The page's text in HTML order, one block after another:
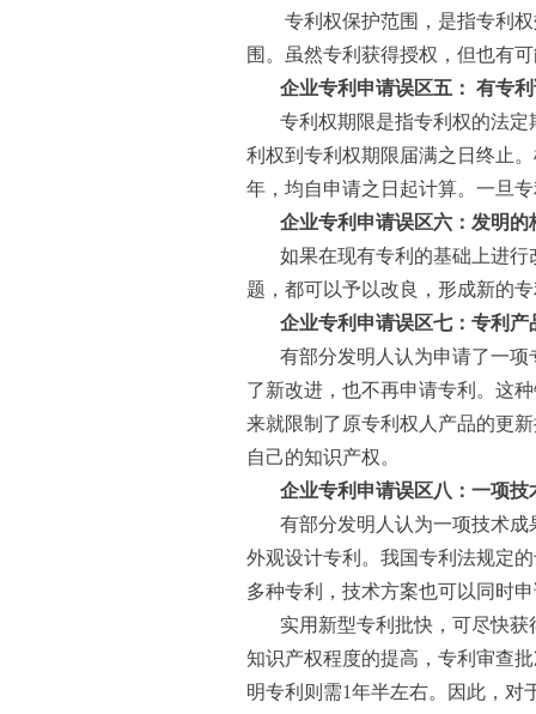
专利权保护范围，是指专利
围。虽然专利获得授权，但也有
企业专利申请误区五： 有专
专利权期限是指专利权的法
利权到专利权期限届满之日终止
年，均自申请之日起计算。一旦
企业专利申请误区六：发明
如果在现有专利的基础上进
题，都可以予以改良，形成新的
企业专利申请误区七：专利
有部分发明人认为申请了一
了新改进，也不再申请专利。这
来就限制了原专利权人产品的更
自己的知识产权。
企业专利申请误区八：一项
有部分发明人认为一项技术
外观设计专利。我国专利法规定
多种专利，技术方案也可以同时
实用新型专利批快，可尽快
知识产权程度的提高，专利审查
明专利则需1年半左右。因此，对